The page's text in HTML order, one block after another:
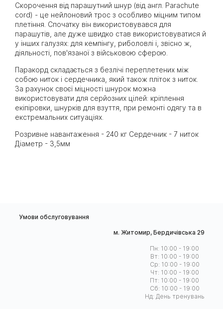
Скорочення від парашутний шнур (від англ. Parachute
cord) - це нейлоновий трос з особливо міцним типом
плетіння. Спочатку він використовувався для
парашутів, але дуже швидко став використовуватися й
у інших галузях: для кемпінгу, риболовлі і, звісно ж,
діяльності, пов'язаної з військовою сферою.
Паракорд складається з безлічі переплетених між
собою ниток і сердечника, який також пліток з ниток.
За рахунок своєї міцності шнурок можна
використовувати для серйозних цілей: кріплення
екіпіровки, шнурків для взуття, при ремонті одягу та в
екстремальних ситуаціях.
Розривне навантаження - 240 кг Сердечник - 7 ниток
Діаметр - 3,5мм
Умови обслуговування
м. Житомир, Бердичівська 29
Пн: 10:00 - 19:00
Вт: 10:00 - 19:00
Ср: 10:00 - 19:00
Чт: 10:00 - 19:00
Пт: 10:00 - 19:00
Сб: 10:00 - 19:00
Нд: День тренувань